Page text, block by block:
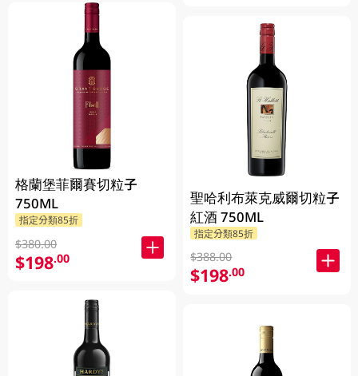
格蘭堡菲爾賽切粒子
750ML
指定分類85折
$380.00
$198.00
聖哈利布萊克威爾切粒子
紅酒 750ML
指定分類85折
$388.00
$198.00